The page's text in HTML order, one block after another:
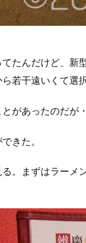
たんだけど、
若干遠いくて選
があったのだが
きた。
。まずはラーメ